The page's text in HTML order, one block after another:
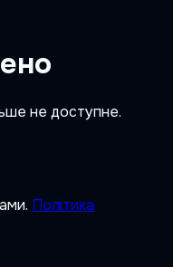
не доступне.
Політика